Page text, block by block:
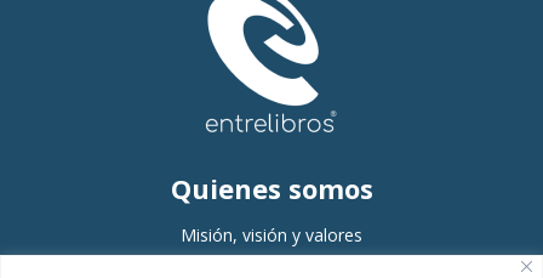
Quienes somos
Misión, visión y valores